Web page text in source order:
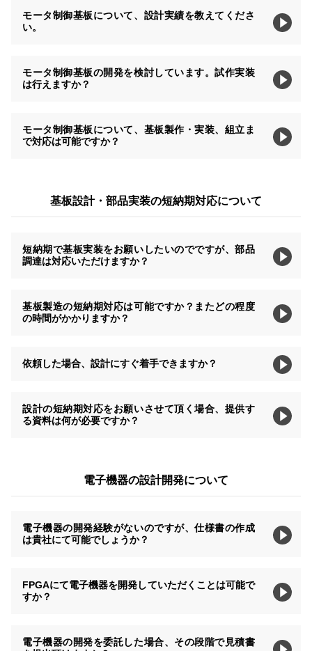
モータ制御基板について、設計実績を教えてくださ
い。
モータ制御基板の開発を検討しています。試作実装
は行えますか？
モータ制御基板について、基板製作・実装、組立ま
で対応は可能ですか？
基板設計・部品実装の短納期対応について
短納期で基板実装をお願いしたいのでですが、部品
調達は対応いただけますか？
基板製造の短納期対応は可能ですか？またどの程度
の時間がかかりますか？
依頼した場合、設計にすぐ着手できますか？
設計の短納期対応をお願いさせて頂く場合、提供す
る資料は何が必要ですか？
電子機器の設計開発について
電子機器の開発経験がないのですが、仕様書の作成
は貴社にて可能でしょうか？
FPGAにて電子機器を開発していただくことは可能で
すか？
電子機器の開発を委託した場合、その段階で見積書